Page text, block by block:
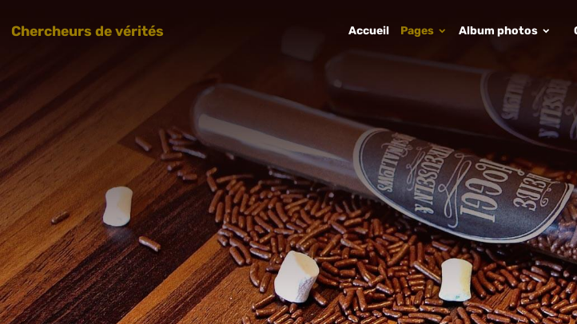
Chercheurs de vérités Accueil Pages Album photos